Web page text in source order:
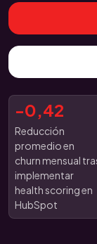
-0,42
Reducción
promedio en
churn mensual
implementar
health scoring en
HubSpot